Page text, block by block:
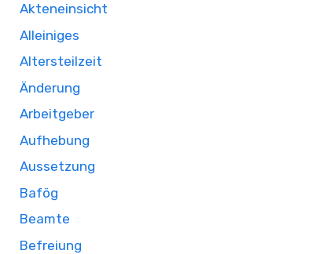
Akteneinsicht
Alleiniges
Altersteilzeit
Änderung
Arbeitgeber
Aufhebung
Aussetzung
Bafög
Beamte
Befreiung